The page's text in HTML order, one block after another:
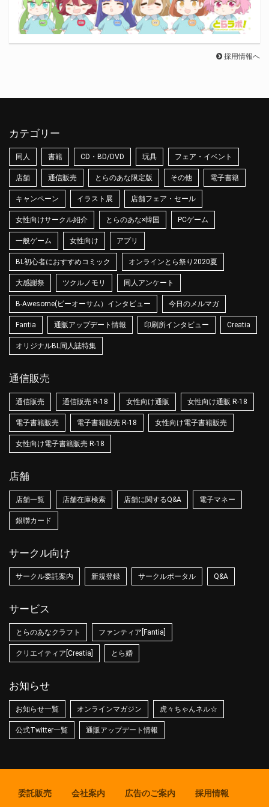
採用情報へ
カテゴリー
同人 書籍 CD・BD/DVD 玩具 フェア・イベント
店舗 通信販売 とらのあな限定版 その他 電子書籍
キャンペーン イラスト展 店舗フェア・セール
女性向けサークル紹介 とらのあな×韓国 PCゲーム
一般ゲーム 女性向け アプリ
BL初心者におすすめコミック オンラインとら祭り2020夏
大感謝祭 ツクルノモリ 同人アンケート
B-Awesome(ビーオーサム）インタビュー 今日のメルマガ
Fantia 通販アップデート情報 印刷所インタビュー Creatia
オリジナルBL同人誌特集
通信販売
通信販売 通信販売 R-18 女性向け通販 女性向け通販 R-18
電子書籍販売 電子書籍販売 R-18 女性向け電子書籍販売
女性向け電子書籍販売 R-18
店舗
店舗一覧 店舗在庫検索 店舗に関するQ&A 電子マネー
銀聯カード
サークル向け
サークル委託案内 新規登録 サークルポータル Q&A
サービス
とらのあなクラフト ファンティア[Fantia]
クリエイティア[Creatia] とら婚
お知らせ
お知らせ一覧 オンラインマガジン 虎々ちゃんネル☆
公式Twitter一覧 通販アップデート情報
委託販売 会社案内 広告のご案内 採用情報